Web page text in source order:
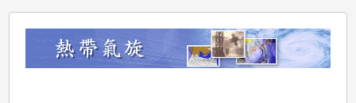
热
气